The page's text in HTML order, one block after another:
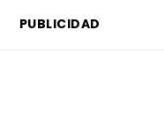
PUBLICIDAD